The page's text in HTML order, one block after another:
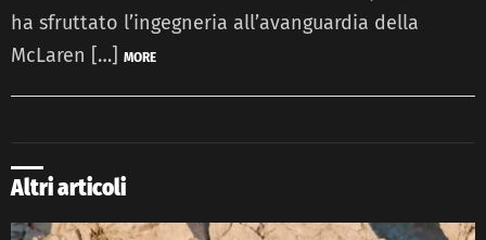
ha sfruttato l’ingegneria all’avanguardia della
McLaren […] MORE
Altri articoli